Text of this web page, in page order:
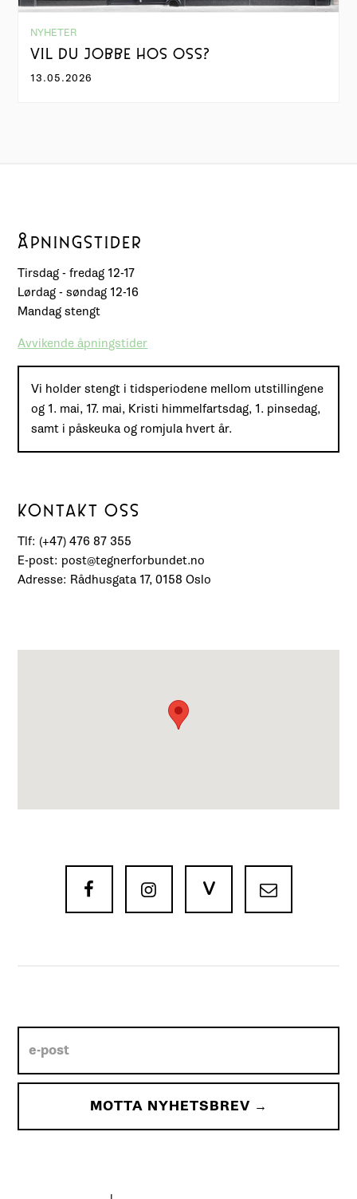
NYHETER
VIL DU JOBBE HOS OSS?
13.05.2026
ÅPNINGSTIDER
Tirsdag - fredag 12-17
Lørdag - søndag 12-16
Mandag stengt
Avvikende åpningstider
Vi holder stengt i tidsperiodene mellom utstillingene
og 1. mai, 17. mai, Kristi himmelfartsdag, 1. pinsedag,
samt i påskeuka og romjula hvert år.
KONTAKT OSS
Tlf: (+47) 476 87 355
E-post: post@tegnerforbundet.no
Adresse: Rådhusgata 17, 0158 Oslo
  V 